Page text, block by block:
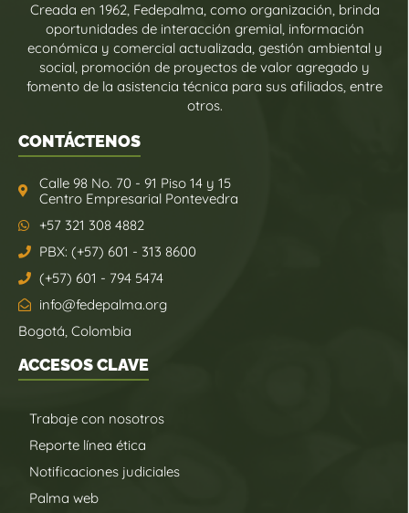
Creada en 1962, Fedepalma, como organización, brinda
oportunidades de interacción gremial, información
económica y comercial actualizada, gestión ambiental y
social, promoción de proyectos de valor agregado y
fomento de la asistencia técnica para sus afiliados, entre
otros.
CONTÁCTENOS
Calle 98 No. 70 - 91 Piso 14 y 15
Centro Empresarial Pontevedra
+57 321 308 4882
PBX: (+57) 601 - 313 8600
(+57) 601 - 794 5474
info@fedepalma.org
Bogotá, Colombia
ACCESOS CLAVE
Trabaje con nosotros
Reporte línea ética
Notificaciones judiciales
Palma web